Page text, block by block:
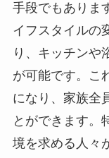
手段でもありま
イフスタイルの
り、キッチンや
が可能です。こ
になり、家族全
とができます。
境を求める人々